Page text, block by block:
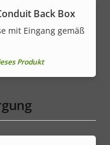
Back Box
mit Eingang gemäß
Produkt